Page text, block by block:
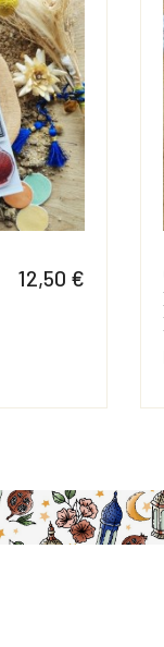
12,50 €